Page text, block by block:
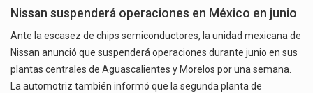
Nissan suspenderá operaciones en México en junio
Ante la escasez de chips semiconductores, la unidad mexicana de
Nissan anunció que suspenderá operaciones durante junio en sus
plantas centrales de Aguascalientes y Morelos por una semana.
La automotriz también informó que la segunda planta de